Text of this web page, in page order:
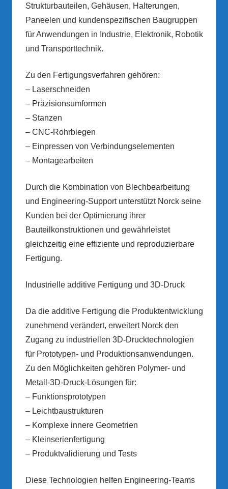
Strukturbauteilen, Gehäusen, Halterungen,
Paneelen und kundenspezifischen Baugruppen
für Anwendungen in Industrie, Elektronik, Robotik
und Transporttechnik.
Zu den Fertigungsverfahren gehören:
– Laserschneiden
– Präzisionsumformen
– Stanzen
– CNC-Rohrbiegen
– Einpressen von Verbindungselementen
– Montagearbeiten
Durch die Kombination von Blechbearbeitung
und Engineering-Support unterstützt Norck seine
Kunden bei der Optimierung ihrer
Bauteilkonstruktionen und gewährleistet
gleichzeitig eine effiziente und reproduzierbare
Fertigung.
Industrielle additive Fertigung und 3D-Druck
Da die additive Fertigung die Produktentwicklung
zunehmend verändert, erweitert Norck den
Zugang zu industriellen 3D-Drucktechnologien
für Prototypen- und Produktionsanwendungen.
Zu den Möglichkeiten gehören Polymer- und
Metall-3D-Druck-Lösungen für:
– Funktionsprototypen
– Leichtbaustrukturen
– Komplexe innere Geometrien
– Kleinserienfertigung
– Produktvalidierung und Tests
Diese Technologien helfen Engineering-Teams